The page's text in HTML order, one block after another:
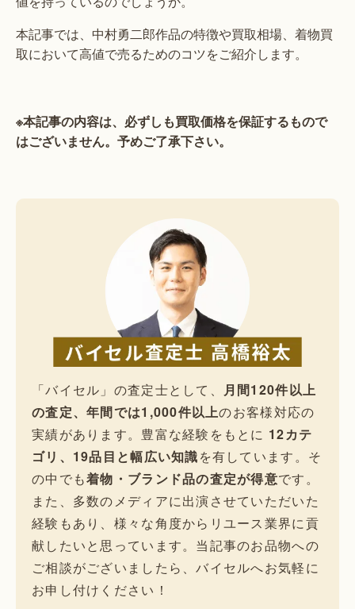
本記事では、中村勇二郎作品の特徴や買取相場、着物買
取において高値で売るためのコツをご紹介します。
※本記事の内容は、必ずしも買取価格を保証するもので
はございません。予めご了承下さい。
「バイセル」の査定士として、 月間120件以上
の査定、年間では1,000件以上のお客様対応の
実績があります。豊富な経験をもとに 12カテ
ゴリ、19品目と幅広い知識を有しています。そ
の中でも着物・ブランド品の査定が得意です。
また、多数のメディアに出演させていただいた
経験もあり、様々な角度からリユース業界に貢
献したいと思っています。当記事のお品物への
ご相談がございましたら、バイセルへお気軽に
お申し付けください！